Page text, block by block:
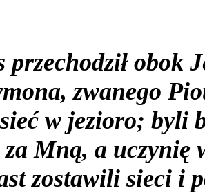
przechodził obok
zwanego
w jezioro; byli
za Mną, a
zostawili sieci i